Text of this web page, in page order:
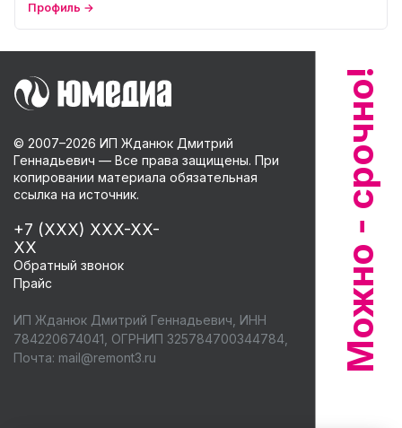
Профиль →
© 2007–2026 ИП Жданюк Дмитрий
Геннадьевич — Все права защищены. При
копировании материала обязательная
ссылка на источник.
+7 (XXX) XXX-XX-
XX
Обратный звонок
Прайс
ИП Жданюк Дмитрий Геннадьевич, ИНН
784220674041, ОГРНИП 325784700344784,
Почта: mail@remont3.ru